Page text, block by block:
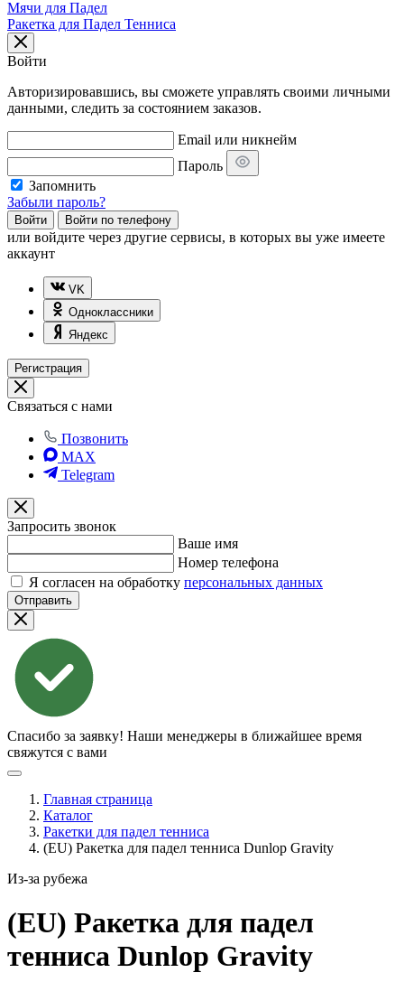
Мячи для Падел
Ракетка для Падел Тенниса
Войти
Авторизировавшись, вы сможете управлять своими личными
данными, следить за состоянием заказов.
Email или никнейм
Пароль
Запомнить
Забыли пароль?
Войти Войти по телефону
или войдите через другие сервисы, в которых вы уже имеете
аккаунт
VK
Одноклассники
Яндекс
Регистрация
Связаться с нами
Позвонить
MAX
Telegram
Запросить звонок
Ваше имя
Номер телефона
Я согласен на обработку персональных данных
Отправить
Спасибо за заявку! Наши менеджеры в ближайшее время
свяжутся с вами
Главная страница
Каталог
Ракетки для падел тенниса
(EU) Ракетка для падел тенниса Dunlop Gravity
Из-за рубежа
(EU) Ракетка для падел
тенниса Dunlop Gravity